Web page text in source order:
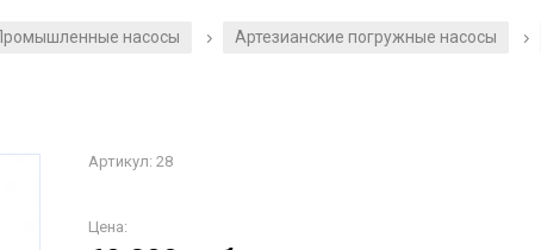
насосы / Артезианские погружные насосы /
Артикул: 28
Цена: